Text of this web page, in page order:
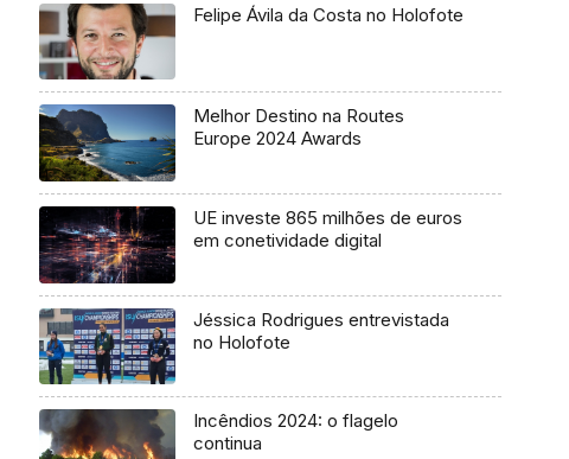
Felipe Ávila da Costa no Holofote
Melhor Destino na Routes
Europe 2024 Awards
UE investe 865 milhões de euros
em conetividade digital
Jéssica Rodrigues entrevistada
no Holofote
Incêndios 2024: o flagelo
continua